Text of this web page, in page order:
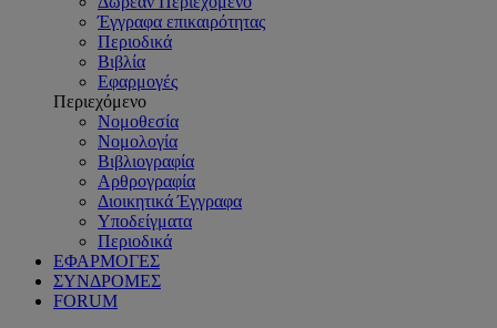
Έγγραφα επικαιρότητας
Περιοδικά
Βιβλία
Εφαρμογές
Περιεχόμενο
Νομοθεσία
Νομολογία
Βιβλιογραφία
Αρθρογραφία
Διοικητικά Έγγραφα
Υποδείγματα
Περιοδικά
ΕΦΑΡΜΟΓΕΣ
ΣΥΝΔΡΟΜΕΣ
FORUM